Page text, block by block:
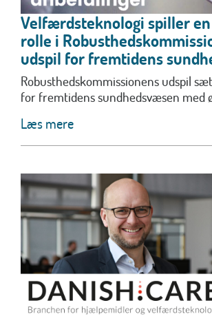
Velfærdsteknologi spiller
rolle i
udspil for fremtidens
Robusthedskommissionens udspil
for fremtidens sundhedsvæsen med
Læs mere